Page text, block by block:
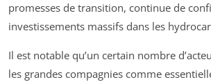
promesses de transition, continue de
investissements massifs dans les
Il est notable qu’un certain nombre
les grandes compagnies comme